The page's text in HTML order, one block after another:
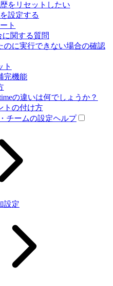
をリセットしたい
設定する
ト
に関する質問
のに実行できない場合の確認
ト
完機能
の違いは何でしょうか？
トの付け方
チームの設定ヘルプ
設定